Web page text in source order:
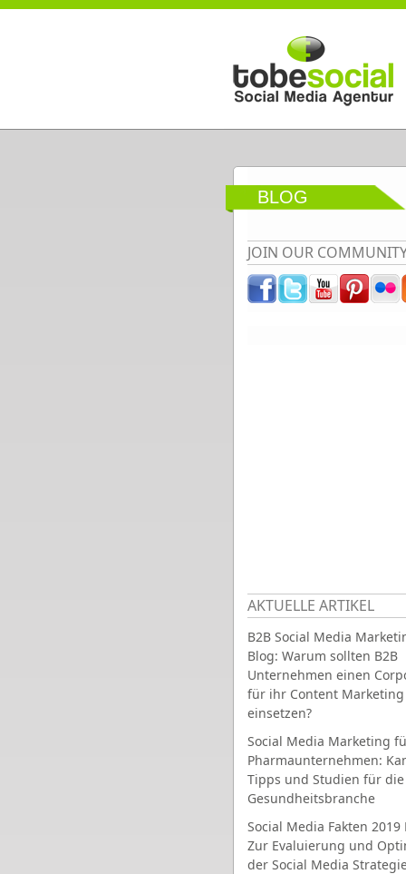
Direkt zum Inhalt
BLOG
JOIN OUR
AKTUELLE ARTIKEL
B2B Social Media
Blog: Warum sollten B2B
Unternehmen einen
für ihr Content Marketing
einsetzen?
Social Media Marketing
Pharmaunternehmen:
Tipps und Studien für die
Gesundheitsbranche
Social Media Fakten 2019
Zur Evaluierung und
der Social Media